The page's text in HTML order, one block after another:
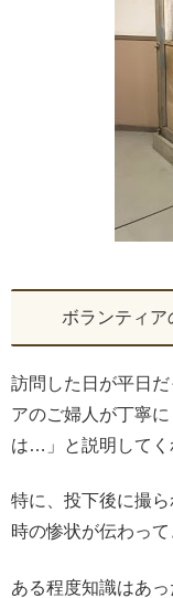
ボランティア
訪問した日が平日
アのご婦人が丁寧
は…」と説明してく
特に、投下後に撮
時の惨状が伝わって
ある程度知識はあ